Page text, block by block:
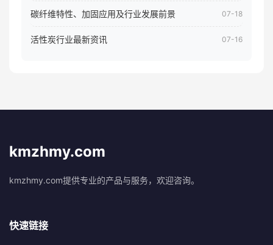
碳纤维特性、加固应用及行业发展前景 07-18
活性炭行业最新资讯 07-16
kmzhmy.com
kmzhmy.com提供专业的产品与服务，欢迎咨询。
快速链接